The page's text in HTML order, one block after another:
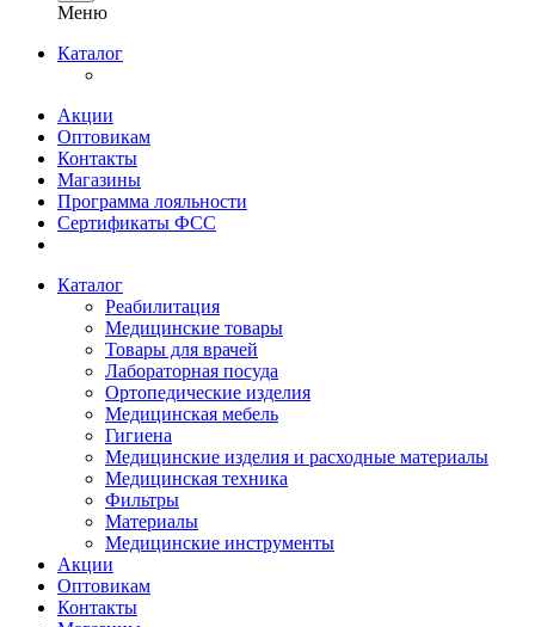
Меню
Каталог
Акции
Оптовикам
Контакты
Магазины
Программа лояльности
Сертификаты ФСС
Каталог
Реабилитация
Медицинские товары
Товары для врачей
Лабораторная посуда
Ортопедические изделия
Медицинская мебель
Гигиена
Медицинские изделия и расходные материалы
Медицинская техника
Фильтры
Материалы
Медицинские инструменты
Акции
Оптовикам
Контакты